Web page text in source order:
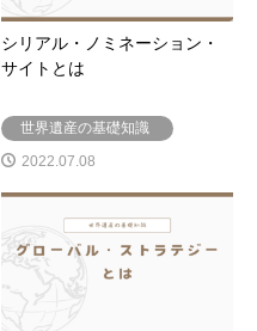
シリアル・ノミネーション・
サイトとは
世界遺産の基礎知識
2022.07.08